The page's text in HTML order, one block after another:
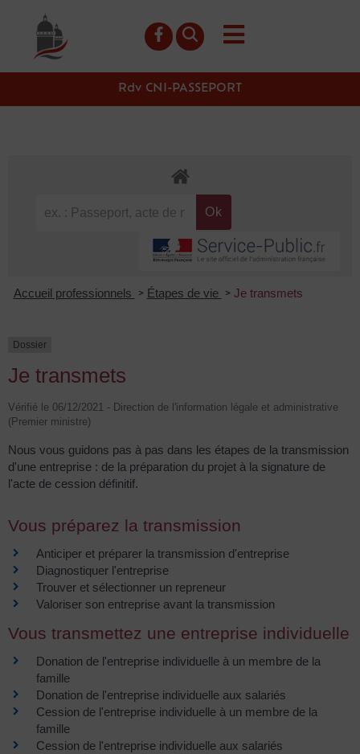
principal
Rdv CNI-PASSEPORT
Accueil professionnels > Étapes de vie > Je transmets
Dossier
Je transmets
Vérifié le 06/12/2021 - Direction de l'information légale et administrative
(Premier ministre)
Nous vous guidons pas à pas dans les étapes de la transmission
d'une entreprise : de la préparation du projet à la signature de
l'acte de cession définitif.
Vous préparez la transmission
Anticiper et préparer la transmission d'entreprise
Diagnostiquer l'entreprise
Trouver et sélectionner un repreneur
Valoriser son entreprise avant la transmission
Vous transmettez une entreprise individuelle
Donation de l'entreprise individuelle à un membre de la
famille
Donation de l'entreprise individuelle aux salariés
Cession de l'entreprise individuelle à un membre de la
famille
Cession de l'entreprise individuelle aux salariés